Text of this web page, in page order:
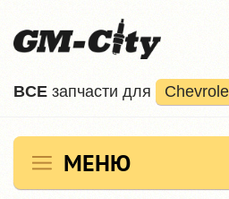
ВCE запчасти для
МЕНЮ